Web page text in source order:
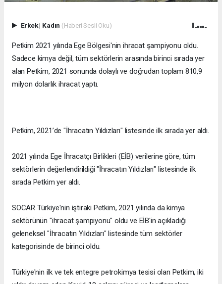
Erkek| Kadın (Haberi Sesli Oku)
Petkim 2021 yılında Ege Bölgesi'nin ihracat şampiyonu oldu.
Sadece kimya değil, tüm sektörlerin arasında birinci sırada yer
alan Petkim, 2021 sonunda dolaylı ve doğrudan toplam 810,9
milyon dolarlık ihracat yaptı.
Petkim, 2021’de "İhracatın Yıldızları" listesinde ilk sırada yer aldı.
2021 yılında Ege İhracatçı Birlikleri (EİB) verilerine göre, tüm
sektörlerin değerlendirildiği "İhracatın Yıldızları" listesinde ilk
sırada Petkim yer aldı.
SOCAR Türkiye'nin iştiraki Petkim, 2021 yılında da kimya
sektörünün "ihracat şampiyonu" oldu ve EİB'in açıkladığı
geleneksel "İhracatın Yıldızları" listesinde tüm sektörler
kategorisinde de birinci oldu.
Türkiye'nin ilk ve tek entegre petrokimya tesisi olan Petkim, iki